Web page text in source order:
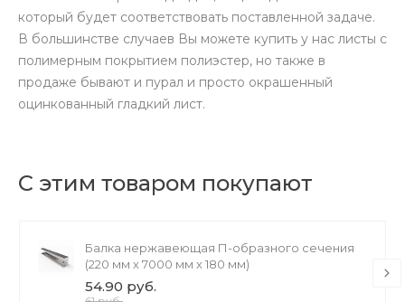
который будет соответствовать поставленной задаче.
В большинстве случаев Вы можете купить у нас листы с
полимерным покрытием полиэстер, но также в
продаже бывают и пурал и просто окрашенный
оцинкованный гладкий лист.
С этим товаром покупают
Балка нержавеющая П-образного сечения
(220 мм х 7000 мм х 180 мм)
54.90 руб.